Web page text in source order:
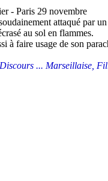
- Paris 29 novembre
attaqué par
au sol en flammes.
à faire usage de son
... Marseillaise,